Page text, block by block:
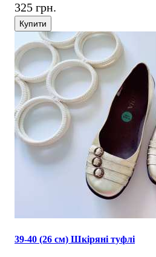
325 грн.
Купити
39-40 (26 см) Шкіряні туфлі